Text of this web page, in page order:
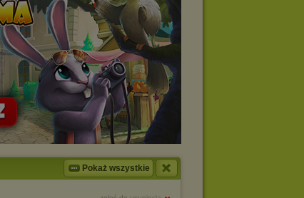
Pokaż wszystkie